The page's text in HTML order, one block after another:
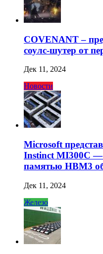
COVENANT –
соулс-шутер от
Дек 11, 2024
Новости
Microsoft
Instinct MI300C —
памятью HBM3
Дек 11, 2024
Железо